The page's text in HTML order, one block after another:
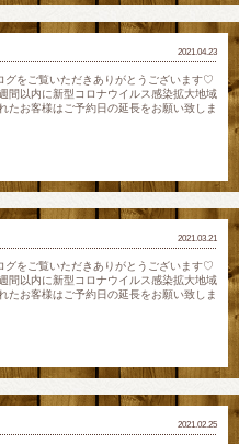
2021.04.23
グをご覧いただきありがとうございます♡
間以内に新型コロナウイルス感染拡大地域
たお客様はご予約日の延長をお願い致しま
2021.03.21
グをご覧いただきありがとうございます♡
間以内に新型コロナウイルス感染拡大地域
たお客様はご予約日の延長をお願い致しま
2021.02.25